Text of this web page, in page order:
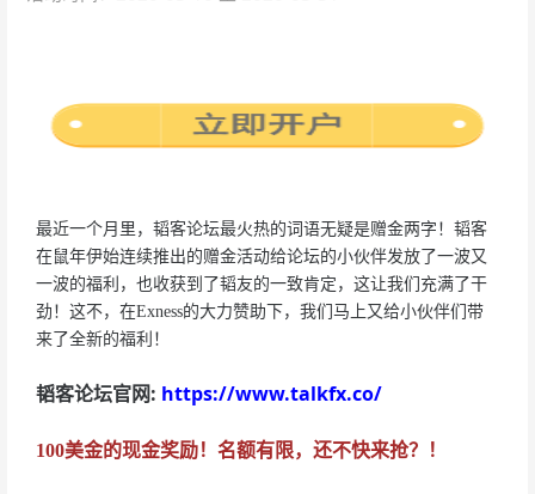
最近一个月里，韬客论坛最火热的词语无疑是赠金两字！韬客
在鼠年伊始连续推出的赠金活动给论坛的小伙伴发放了一波又
一波的福利，也收获到了韬友的一致肯定，这让我们充满了干
劲！这不，在Exness的大力赞助下，我们马上又给小伙伴们带
来了全新的福利！
韬客论坛官网: https://www.talkfx.co/
100美金的现金奖励！名额有限，还不快来抢？！